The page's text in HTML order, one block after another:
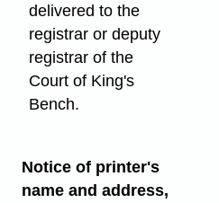
delivered to the
registrar or deputy
registrar of the
Court of King's
Bench.
Notice of printer's
name and address,